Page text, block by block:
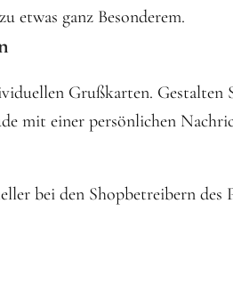
etwas ganz Besonderem.
Grußkarten.
mit einer persönlichen
bei den Shopbetreibern des